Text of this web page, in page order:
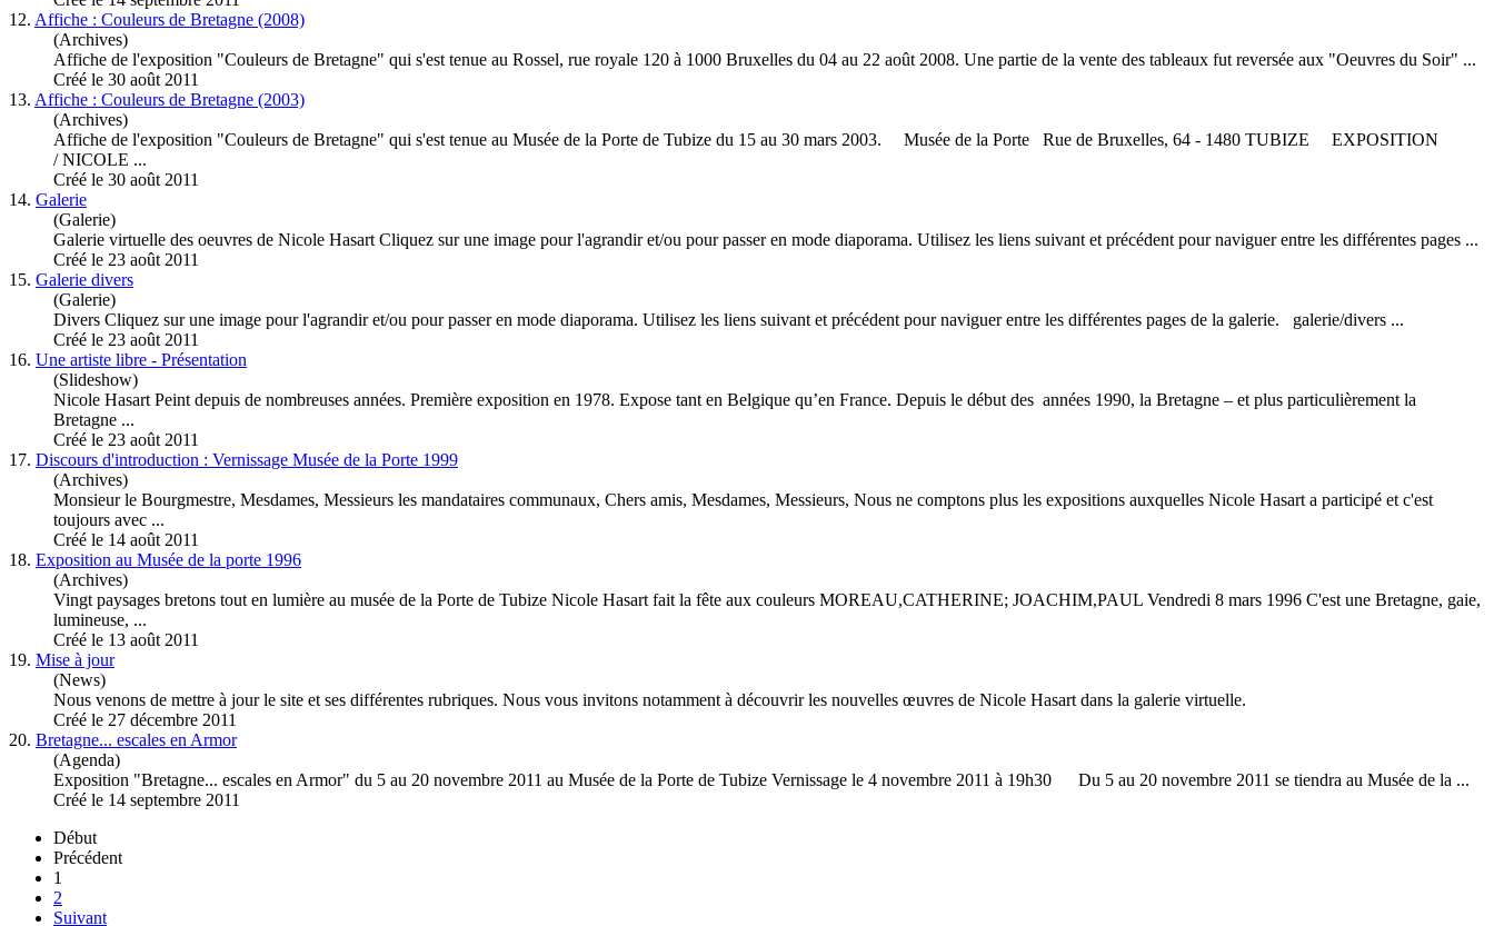
12. Affiche : Couleurs de Bretagne (2008)
(Archives)
Affiche de l'exposition "Couleurs de Bretagne" qui s'est tenue au Rossel, rue royale 120 à 1000 Bruxelles du 04 au 22 août 2008. Une partie de la vente des tableaux fut reversée aux "Oeuvres du Soir" ...
Créé le 30 août 2011
13. Affiche : Couleurs de Bretagne (2003)
(Archives)
Affiche de l'exposition "Couleurs de Bretagne" qui s'est tenue au Musée de la Porte de Tubize du 15 au 30 mars 2003. Musée de la Porte Rue de Bruxelles, 64 - 1480 TUBIZE EXPOSITION
/ NICOLE ...
Créé le 30 août 2011
14. Galerie
(Galerie)
Galerie virtuelle des oeuvres de Nicole Hasart Cliquez sur une image pour l'agrandir et/ou pour passer en mode diaporama. Utilisez les liens suivant et précédent pour naviguer entre les différentes pages ...
Créé le 23 août 2011
15. Galerie divers
(Galerie)
Divers Cliquez sur une image pour l'agrandir et/ou pour passer en mode diaporama. Utilisez les liens suivant et précédent pour naviguer entre les différentes pages de la galerie. galerie/divers ...
Créé le 23 août 2011
16. Une artiste libre - Présentation
(Slideshow)
Nicole Hasart Peint depuis de nombreuses années. Première exposition en 1978. Expose tant en Belgique qu’en France. Depuis le début des années 1990, la Bretagne – et plus particulièrement la
Bretagne ...
Créé le 23 août 2011
17. Discours d'introduction : Vernissage Musée de la Porte 1999
(Archives)
Monsieur le Bourgmestre, Mesdames, Messieurs les mandataires communaux, Chers amis, Mesdames, Messieurs, Nous ne comptons plus les expositions auxquelles Nicole Hasart a participé et c'est
toujours avec ...
Créé le 14 août 2011
18. Exposition au Musée de la porte 1996
(Archives)
Vingt paysages bretons tout en lumière au musée de la Porte de Tubize Nicole Hasart fait la fête aux couleurs MOREAU,CATHERINE; JOACHIM,PAUL Vendredi 8 mars 1996 C'est une Bretagne, gaie,
lumineuse, ...
Créé le 13 août 2011
19. Mise à jour
(News)
Nous venons de mettre à jour le site et ses différentes rubriques. Nous vous invitons notamment à découvrir les nouvelles œuvres de Nicole Hasart dans la galerie virtuelle.
Créé le 27 décembre 2011
20. Bretagne... escales en Armor
(Agenda)
Exposition "Bretagne... escales en Armor" du 5 au 20 novembre 2011 au Musée de la Porte de Tubize Vernissage le 4 novembre 2011 à 19h30 Du 5 au 20 novembre 2011 se tiendra au Musée de la ...
Créé le 14 septembre 2011
Début
Précédent
1
2
Suivant